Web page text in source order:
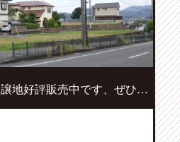
売中です、ぜひご検討ください！